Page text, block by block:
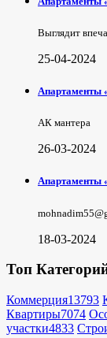
Выглядит
25-04-2024
Апартаменты
АК мантера
26-03-2024
Апартаменты
18-03-2024
Топ
Коммерция13793
Квартиры7074
участки4833